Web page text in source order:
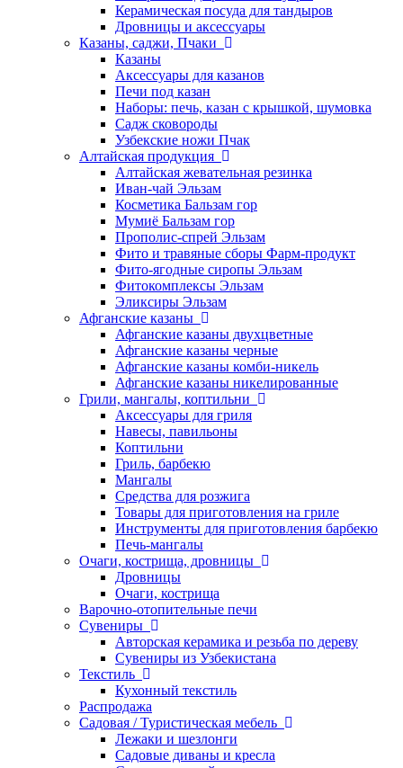
Керамическая посуда для тандыров
Дровницы и аксессуары
Казаны, саджи, Пчаки
Казаны
Аксессуары для казанов
Печи под казан
Наборы: печь, казан с крышкой, шумовка
Садж сковороды
Узбекские ножи Пчак
Алтайская продукция
Алтайская жевательная резинка
Иван-чай Эльзам
Косметика Бальзам гор
Мумиё Бальзам гор
Прополис-спрей Эльзам
Фито и травяные сборы Фарм-продукт
Фито-ягодные сиропы Эльзам
Фитокомплексы Эльзам
Эликсиры Эльзам
Афганские казаны
Афганские казаны двухцветные
Афганские казаны черные
Афганские казаны комби-никель
Афганские казаны никелированные
Грили, мангалы, коптильни
Аксессуары для гриля
Навесы, павильоны
Коптильни
Гриль, барбекю
Мангалы
Средства для розжига
Товары для приготовления на гриле
Инструменты для приготовления барбекю
Печь-мангалы
Очаги, кострища, дровницы
Дровницы
Очаги, кострища
Варочно-отопительные печи
Сувениры
Авторская керамика и резьба по дереву
Сувениры из Узбекистана
Текстиль
Кухонный текстиль
Распродажа
Садовая / Туристическая мебель
Лежаки и шезлонги
Садовые диваны и кресла